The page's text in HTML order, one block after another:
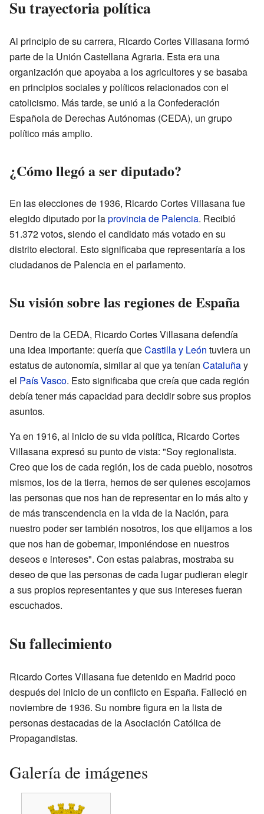
Su trayectoria política
Al principio de su carrera, Ricardo Cortes Villasana formó
parte de la Unión Castellana Agraria. Esta era una
organización que apoyaba a los agricultores y se basaba
en principios sociales y políticos relacionados con el
catolicismo. Más tarde, se unió a la Confederación
Española de Derechas Autónomas (CEDA), un grupo
político más amplio.
¿Cómo llegó a ser diputado?
En las elecciones de 1936, Ricardo Cortes Villasana fue
elegido diputado por laprovincia de Palencia. Recibió
51.372 votos, siendo el candidato más votado en su
distrito electoral. Esto significaba que representaría a los
ciudadanos de Palencia en el parlamento.
Su visión sobre las regiones de España
Dentro de la CEDA, Ricardo Cortes Villasana defendía
una idea importante: quería queCastilla y León tuviera un
estatus de autonomía, similar al que ya tenían Cataluñay
el País Vasco. Esto significaba que creía que cada región
debía tener más capacidad para decidir sobre sus propios
asuntos.
Ya en 1916, al inicio de su vida política, Ricardo Cortes
Villasana expresó su punto de vista: "Soy regionalista.
Creo que los de cada región, los de cada pueblo, nosotros
mismos, los de la tierra, hemos de ser quienes escojamos
las personas que nos han de representar en lo más alto y
de más transcendencia en la vida de la Nación, para
nuestro poder ser también nosotros, los que elijamos a los
que nos han de gobernar, imponiéndose en nuestros
deseos e intereses". Con estas palabras, mostraba su
deseo de que las personas de cada lugar pudieran elegir
a sus propios representantes y que sus intereses fueran
escuchados.
Su fallecimiento
Ricardo Cortes Villasana fue detenido en Madrid poco
después del inicio de un conflicto en España. Falleció en
noviembre de 1936. Su nombre figura en la lista de
personas destacadas de la Asociación Católica de
Propagandistas.
Galería de imágenes